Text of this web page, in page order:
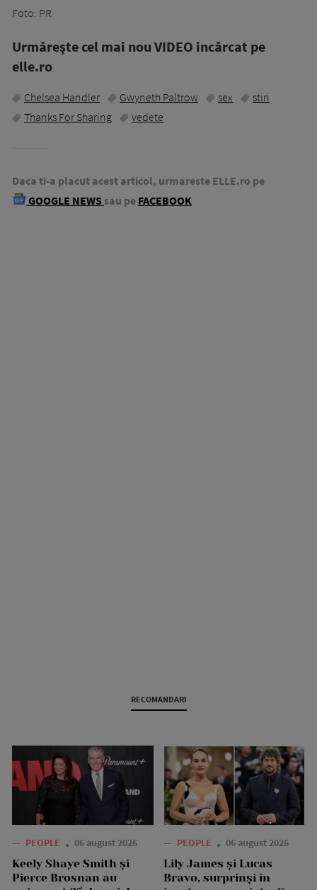
Foto: PR
Urmăreşte cel mai nou VIDEO incărcat pe
elle.ro
Chelsea Handler Gwyneth Paltrow sex
stiri
Thanks For Sharing
vedete
Daca ti-a placut acest articol, urmareste ELLE.ro pe
GOOGLE NEWS sau pe FACEBOOK
RECOMANDARI
— PEOPLE 06 august 2026
Keely Shaye Smith și
Pierce Brosnan au
— PEOPLE 06 august 2026
Lily James și Lucas
Bravo, surprinși în